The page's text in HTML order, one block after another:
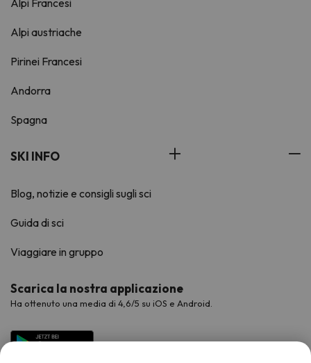
Alpi Francesi
Alpi austriache
Pirinei Francesi
Andorra
Spagna
SKI INFO
Blog, notizie e consigli sugli sci
Guida di sci
Viaggiare in gruppo
Scarica la nostra applicazione
Ha ottenuto una media di 4,6/5 su iOS e Android.